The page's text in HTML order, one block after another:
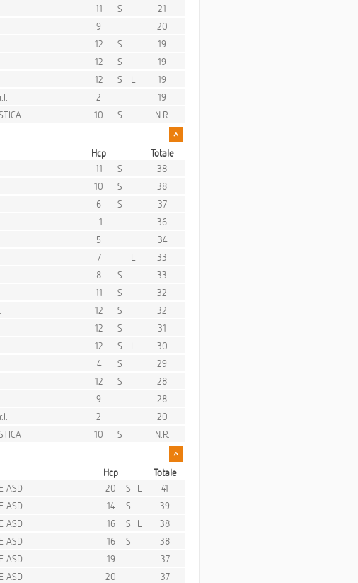
11 S
21
9
20
12 S
19
12 S
19
12 S L
19
2
19
10 S
N.R.
^
Hcp
Totale
11 S
38
10 S
38
6 S
37
-1
36
5
34
7 L
33
8 S
33
11 S
32
12 S
32
12 S
31
12 S L
30
4 S
29
12 S
28
9
28
2
20
10 S
N.R.
^
Hcp
Totale
ASD 20 S L
41
ASD 14 S
39
ASD 16 S L
38
ASD 16 S
38
ASD 19
37
ASD 20
37